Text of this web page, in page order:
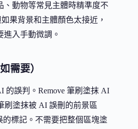
、動物等常見主體時精準度不
果背景和主體顏色太接近，
入手動微調。
需要）
的誤判。Remove 筆刷塗抹 AI
刷塗抹被 AI 誤刪的前景區
的標記。不需要把整個區塊塗